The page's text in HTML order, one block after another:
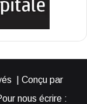
| Conçu par
nous écrire :